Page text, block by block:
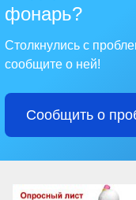
фонарь?
Столкнулись с
сообщите о ней!
Сообщить о